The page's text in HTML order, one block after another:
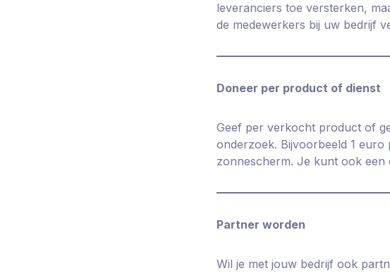
leveranciers toe versterken,
de medewerkers bij uw bedrijf
Doneer per product of dienst
Geef per verkocht product of
onderzoek. Bijvoorbeeld 1
zonnescherm. Je kunt ook
Partner worden
Wil je met jouw bedrijf ook